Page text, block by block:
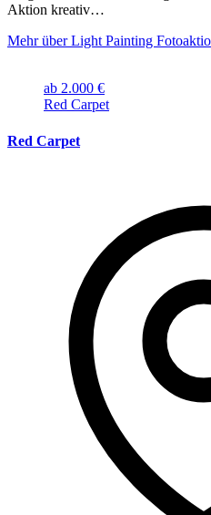
Aktion kreativ…
Mehr über Light Painting
ab 2.000 €
Red Carpet
Red Carpet